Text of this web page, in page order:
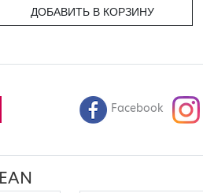
ДОБАВИТЬ В КОРЗИНУ
Facebook